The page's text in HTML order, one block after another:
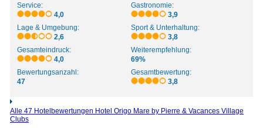
Service:
4,0
Gastronomie:
3,9
Lage & Umgebung:
2,6
Sport & Unterhaltung:
3,8
Gesamteindruck:
4,0
Weiterempfehlung:
69%
Bewertungsanzahl:
47
Gesamtbewertung:
3,8
Alle 47 Hotelbewertungen Hotel Origo Mare by Pierre & Vacances Village
Clubs